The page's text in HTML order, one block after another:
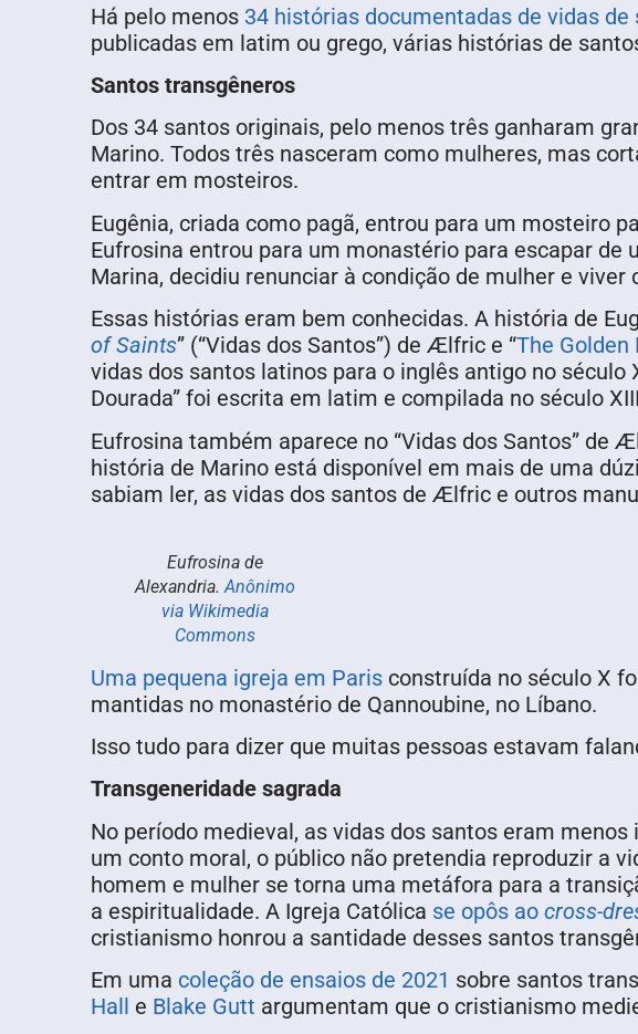
Há pelo menos 34 histórias documentadas de vidas
publicadas em latim ou grego, várias histórias de
Santos transgêneros
Dos 34 santos originais, pelo menos três ganharam
Marino. Todos três nasceram como mulheres, mas
entrar em mosteiros.
Eugênia, criada como pagã, entrou para um mosteiro
Eufrosina entrou para um monastério para escapar
Marina, decidiu renunciar à condição de mulher e
Essas histórias eram bem conhecidas. A história de
of Saints” (“Vidas dos Santos”) de Ælfric e “The Golden
vidas dos santos latinos para o inglês antigo no
Dourada” foi escrita em latim e compilada no século
Eufrosina também aparece no “Vidas dos Santos”
história de Marino está disponível em mais de uma
sabiam ler, as vidas dos santos de Ælfric e outros
Eufrosina de
Alexandria. Anônimo
via Wikimedia
Commons
Uma pequena igreja em Paris construída no século X
mantidas no monastério de Qannoubine, no Líbano.
Isso tudo para dizer que muitas pessoas estavam
Transgeneridade sagrada
No período medieval, as vidas dos santos eram
um conto moral, o público não pretendia reproduzir a
homem e mulher se torna uma metáfora para a
a espiritualidade. A Igreja Católica se opôs ao cross-
cristianismo honrou a santidade desses santos
Em uma coleção de ensaios de 2021 sobre santos
Hall e Blake Gutt argumentam que o cristianismo